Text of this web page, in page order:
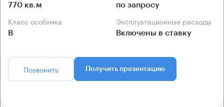
770 кв.м по запросу
Класс особняка
B
Эксплуатационные расходы
Включены в ставку
Позвонить Получить презентацию